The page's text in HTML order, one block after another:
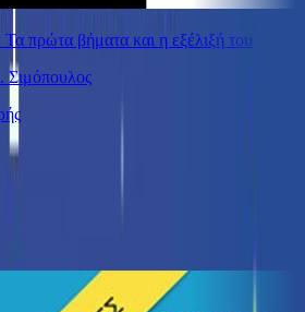
πρώτα βήματα και η εξέλιξή του
Σιμόπουλος